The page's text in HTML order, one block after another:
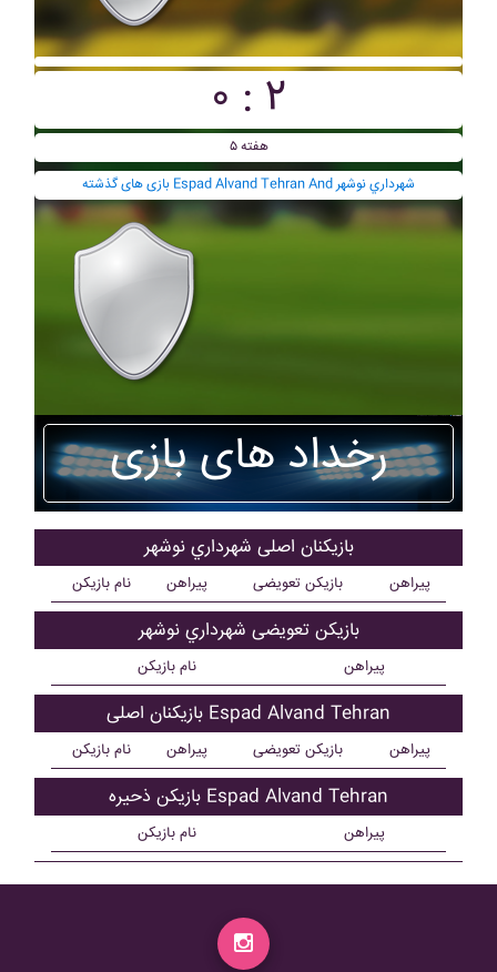
۰ : ۲
هفته ۵
بازی های گذشته Espad Alvand Tehran And شهرداري نوشهر
رخداد های بازی
بازیکنان اصلی شهرداري نوشهر
نام بازیکن پیراهن بازیکن تعویضی پیراهن
بازیکن تعویضی شهرداري نوشهر
نام بازیکن پیراهن
بازیکنان اصلی Espad Alvand Tehran
نام بازیکن پیراهن بازیکن تعویضی پیراهن
بازیکن ذحیره Espad Alvand Tehran
نام بازیکن پیراهن